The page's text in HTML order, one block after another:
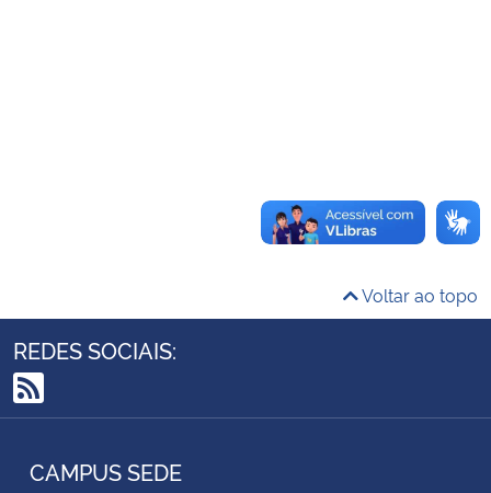
Ministério do Desenvolvimento Regional
Ministério da Mulher, da Família e dos Direitos Humanos
Voltar ao topo
REDES SOCIAIS:
RSS
CAMPUS SEDE